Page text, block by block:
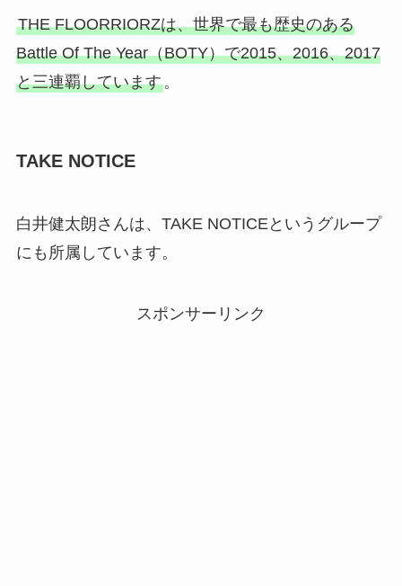
THE FLOORRIORZは、世界で最も歴史のある
Battle Of The Year（BOTY）で2015、2016、2017
と三連覇しています。
TAKE NOTICE
白井健太朗さんは、TAKE NOTICEというグループ
にも所属しています。
スポンサーリンク